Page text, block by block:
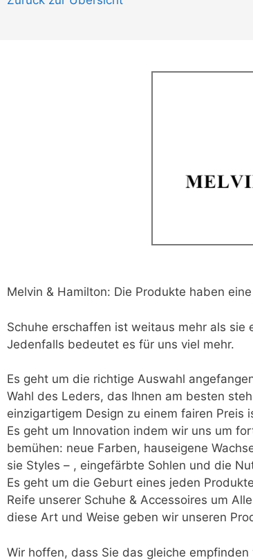
Melvin & Hamilton: Die Produkte haben
Schuhe erschaffen ist weitaus mehr als sie
Jedenfalls bedeutet es für uns viel mehr.
Es geht um die richtige Auswahl
Wahl des Leders, das Ihnen am besten
einzigartigem Design zu einem fairen
Es geht um Innovation indem wir uns um
bemühen: neue Farben, hauseigene
sie Styles – , eingefärbte Sohlen und die
Es geht um die Geburt eines jeden
Reife unserer Schuhe & Accessoires um
diese Art und Weise geben wir unseren
Wir hoffen, dass Sie das gleiche